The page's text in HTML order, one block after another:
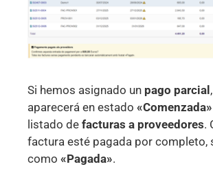
Si hemos asignado un pago parcial
aparecerá en estado «Comenzada»
listado de facturas a proveedores.
factura esté pagada por completo,
como «Pagada».